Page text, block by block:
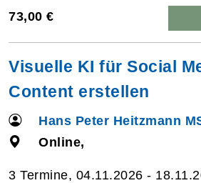
73,00 €
Visuelle KI für Social
Content erstellen
Hans Peter Heitzmann
Online,
3 Termine, 04.11.2026 -